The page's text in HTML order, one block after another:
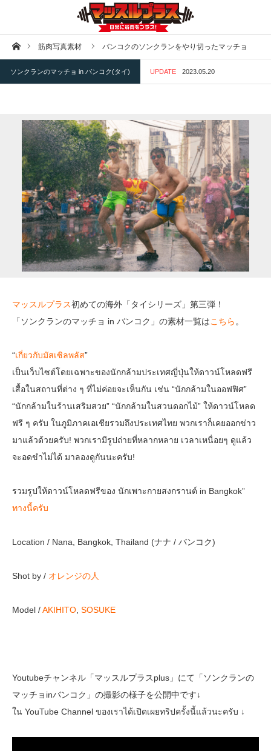
ホーム筋肉写真素材 バンコクのソンクランをやり切ったマッチョ
ソンクランのマッチョ in バンコク(タイ) UPDATE 2023.05.20
マッスルプラス初めての海外「タイシリーズ」第三弾！
「ソンクランのマッチョ in バンコク」の素材一覧はこちら 。
“เกี่ยวกับมัสเซิลพลัส”
เป็นเว็บไซต์โดยเฉพาะของนักกล้ามประเทศญี่ปุ่นให้ดาวน์โหลดฟรี
เสื้อในสถานที่ต่าง ๆ ที่ไม่ค่อยจะเห็นกัน เช่น “นักกล้ามในออฟฟิศ”
“นักกล้ามในร้านเสริมสวย” “นักกล้ามในสวนดอกไม้” ให้ดาวน์โหลด
ฟรี ๆ ครับ ในภูมิภาคเอเชียรวมถึงประเทศไทย พวกเราก็เคยออกข่าว
มาแล้วด้วยครับ! พวกเรามีรูปถ่ายที่หลากหลาย เวลาเหนื่อยๆ ดูแล้ว
จะอดขำไม่ได้ มาลองดูกันนะครับ!
รวมรูปให้ดาวน์โหลดฟรีของ นักเพาะกายสงกรานต์ in Bangkok”
ทางนี้ครับ
Location / Nana, Bangkok, Thailand (ナナ / バンコク)
Shot by / オレンジの人
Model /AKIHITO SOSUKE
Youtubeチャンネル「マッスルプラスplus」にて「ソンクランの
マッチョinバンコク」の撮影の様子を公開中です↓
ใน YouTube Channel ของเราได้เปิดเผยทริปครั้งนี้แล้วนะครับ ↓